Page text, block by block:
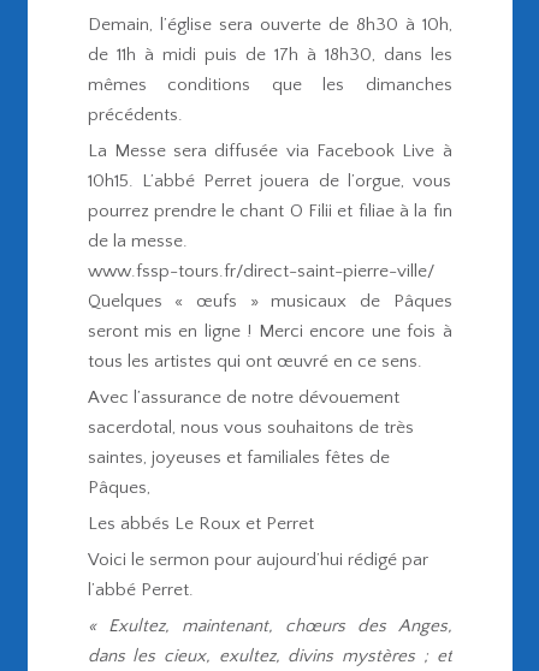
Demain, l’église sera ouverte de 8h30 à 10h,
de 11h à midi puis de 17h à 18h30, dans les
mêmes conditions que les dimanches
précédents.
La Messe sera diffusée via Facebook Live à
10h15. L’abbé Perret jouera de l’orgue, vous
pourrez prendre le chant O Filii et filiae à la fin
de la messe.
www.fssp-tours.fr/direct-saint-pierre-ville/
Quelques « œufs » musicaux de Pâques
seront mis en ligne ! Merci encore une fois à
tous les artistes qui ont œuvré en ce sens.
Avec l’assurance de notre dévouement
sacerdotal, nous vous souhaitons de très
saintes, joyeuses et familiales fêtes de
Pâques,
Les abbés Le Roux et Perret
Voici le sermon pour aujourd’hui rédigé par
l’abbé Perret.
« Exultez, maintenant, chœurs des Anges,
dans les cieux, exultez, divins mystères ; et